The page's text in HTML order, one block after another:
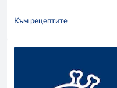
Към рецептите